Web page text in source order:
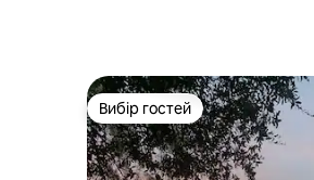
Вибір гостей
Вибір гостей